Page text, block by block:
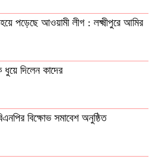
পড়েছে আওয়ামী লীগ : লক্ষ্মীপুরে আমির
ধুয়ে দিলেন কাদের
বিক্ষোভ সমাবেশ অনুষ্ঠিত